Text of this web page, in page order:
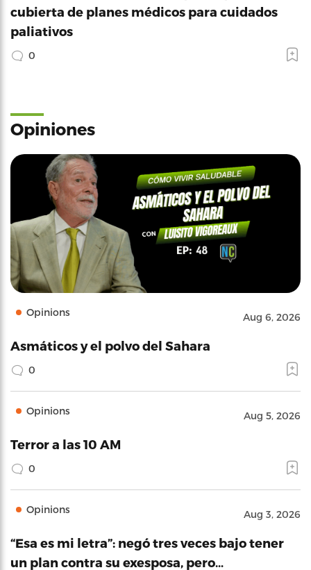
cubierta de planes médicos para cuidados
paliativos
0
Opiniones
Opinions Aug 6, 2026
Asmáticos y el polvo del Sahara
0
Opinions Aug 5, 2026
Terror a las 10 AM
0
Opinions Aug 3, 2026
“Esa es mi letra”: negó tres veces bajo tener
un plan contra su exesposa, pero…